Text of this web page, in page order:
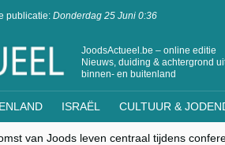
publicatie: Donderdag 25 Juni 0:36
JoodsActueel.be – online editie
Nieuws, duiding & achtergrond
binnen- en buitenland
ISRAËL CULTUUR &
van Joods leven centraal tijdens